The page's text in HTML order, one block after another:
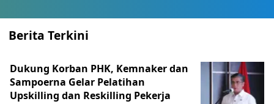
Berita Terkini
Dukung Korban PHK, Kemnaker dan
Sampoerna Gelar Pelatihan
Upskilling dan Reskilling Pekerja